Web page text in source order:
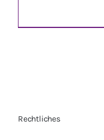
Rechtliches